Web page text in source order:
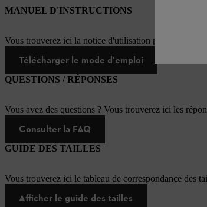
MANUEL D'INSTRUCTIONS
Vous trouverez ici la notice d'utilisation pour ce
Télécharger le mode d'emploi
QUESTIONS / RÉPONSES
Vous avez des questions ? Vous trouverez ici les
Consulter la FAQ
GUIDE DES TAILLES
Vous trouverez ici le tableau de correspondance des
Afficher le guide des tailles